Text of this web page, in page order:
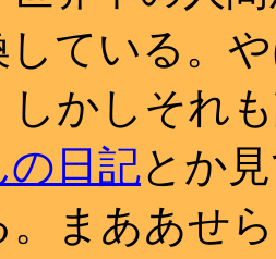
している。
しかしそれ
の日記とか
。まああせ